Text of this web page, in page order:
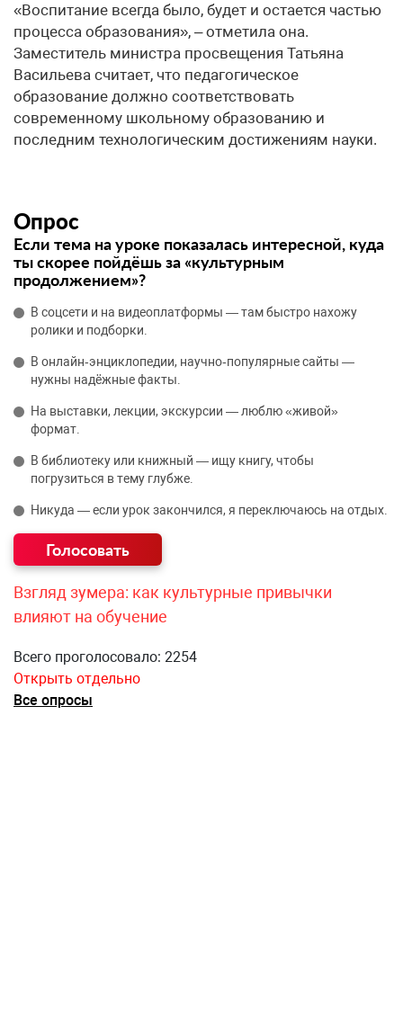
«Воспитание всегда было, будет и остается частью
процесса образования», – отметила она.
Заместитель министра просвещения Татьяна
Васильева считает, что педагогическое
образование должно соответствовать
современному школьному образованию и
последним технологическим достижениям науки.
Опрос
Если тема на уроке показалась интересной, куда
ты скорее пойдёшь за «культурным
продолжением»?
В соцсети и на видеоплатформы — там быстро нахожу
ролики и подборки.
В онлайн‑энциклопедии, научно‑популярные сайты —
нужны надёжные факты.
На выставки, лекции, экскурсии — люблю «живой»
формат.
В библиотеку или книжный — ищу книгу, чтобы
погрузиться в тему глубже.
Никуда — если урок закончился, я переключаюсь на отдых.
Взгляд зумера: как культурные привычки
влияют на обучение
Всего проголосовало: 2254
Открыть отдельно
Все опросы